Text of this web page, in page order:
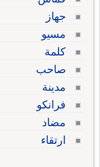
جهاز
مسيو
كلمة
صاحب
مدينة
فرانكو
مضاد
ارتقاء